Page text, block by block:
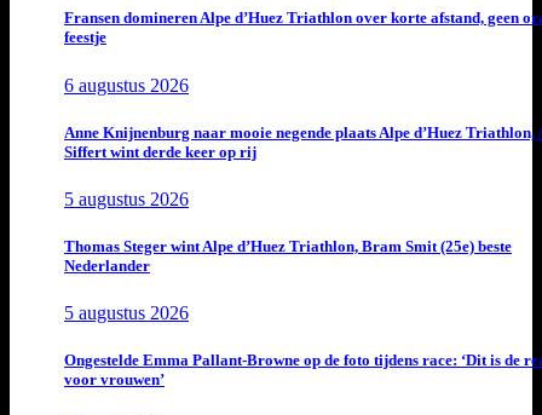
Fransen domineren Alpe d’Huez Triathlon over korte afstand, geen
feestje
6 augustus 2026
Anne Knijnenburg naar mooie negende plaats Alpe d’Huez Triathlon,
Siffert wint derde keer op rij
5 augustus 2026
Thomas Steger wint Alpe d’Huez Triathlon, Bram Smit (25e) beste
Nederlander
5 augustus 2026
Ongestelde Emma Pallant-Browne op de foto tijdens race: ‘Dit is de
voor vrouwen’